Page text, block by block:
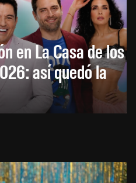
en La Casa de los
así quedó la